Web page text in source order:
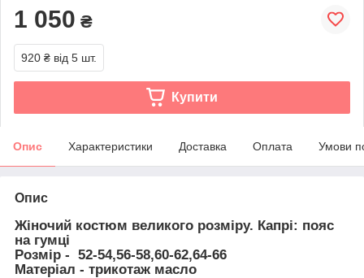
1 050 ₴
920 ₴ від 5 шт.
Купити
Опис Характеристики Доставка Оплата Умови
Опис
Жіночий костюм великого розміру. Капрі: пояс
на гумці
Розмір - 52-54,56-58,60-62,64-66
Матеріал - трикотаж масло